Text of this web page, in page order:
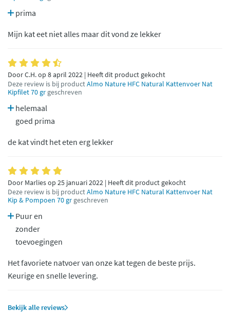
prima
Mijn kat eet niet alles maar dit vond ze lekker
Door C.H. op 8 april 2022 | Heeft dit product gekocht
Deze review is bij productAlmo Nature HFC Natural Kattenvoer Nat
Kipfilet 70 gr geschreven
helemaal
goed prima
de kat vindt het eten erg lekker
Door Marlies op 25 januari 2022 | Heeft dit product gekocht
Deze review is bij productAlmo Nature HFC Natural Kattenvoer Nat
Kip & Pompoen 70 gr geschreven
Puur en
zonder
toevoegingen
Het favoriete natvoer van onze kat tegen de beste prijs.
Keurige en snelle levering.
Bekijk alle reviews